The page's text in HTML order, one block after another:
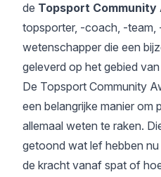
de Topsport Community
topsporter, -coach, -team,
wetenschapper die een
geleverd op het gebied
De Topsport Community
een belangrijke manier om
allemaal weten te raken.
getoond wat lef hebben
de kracht vanaf spat of